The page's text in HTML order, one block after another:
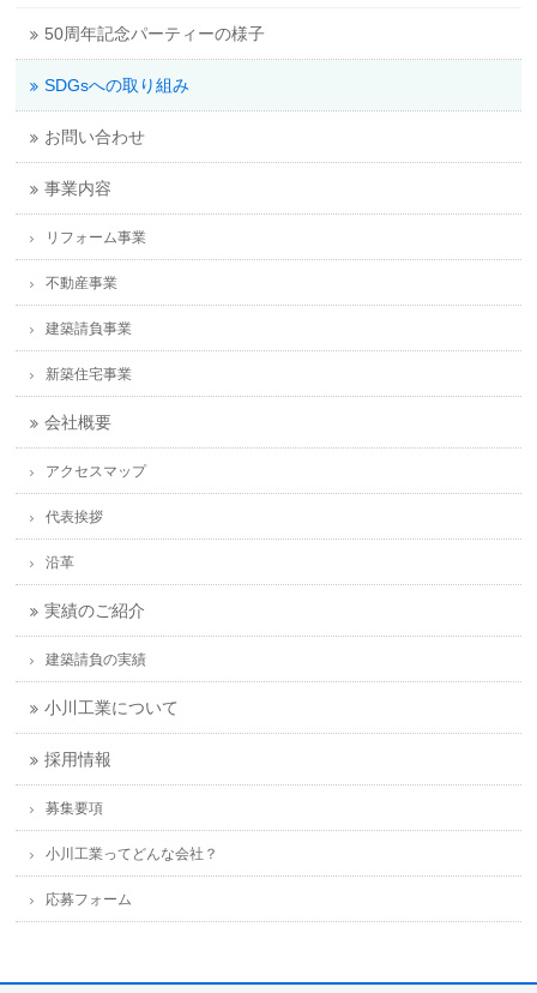
50周年記念パーティーの様子
SDGsへの取り組み
お問い合わせ
事業内容
リフォーム事業
不動産事業
建築請負事業
新築住宅事業
会社概要
アクセスマップ
代表挨拶
沿革
実績のご紹介
建築請負の実績
小川工業について
採用情報
募集要項
小川工業ってどんな会社？
応募フォーム